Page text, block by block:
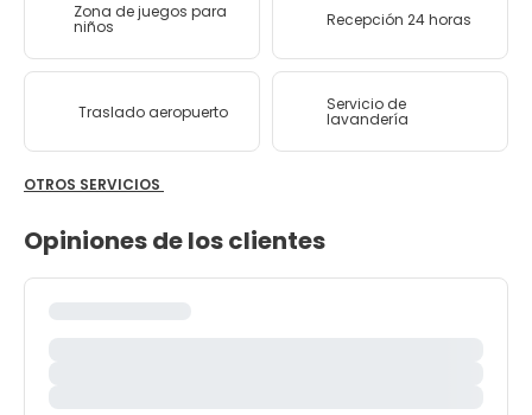
Zona de juegos para
niños Recepción 24 horas
Traslado aeropuerto Servicio de
lavandería
OTROS SERVICIOS
Opiniones de los clientes